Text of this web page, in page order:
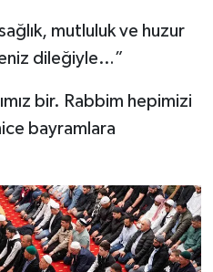
mutluluk ve huzur
dileğiyle…”
bir. Rabbim hepimizi
bayramlara